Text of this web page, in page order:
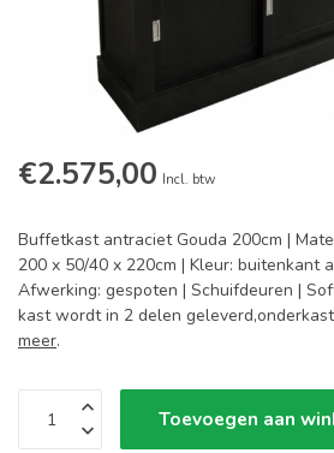
€2.575,00 Incl. btw
Buffetkast antraciet Gouda 200cm |
200 x 50/40 x 220cm | Kleur: buitenkant
Afwerking: gespoten | Schuifdeuren |
kast wordt in 2 delen
meer.
Toevoegen aan